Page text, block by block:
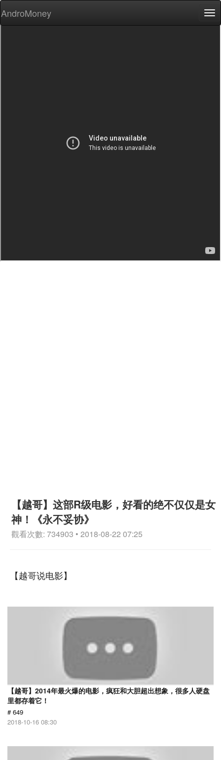
AndroMoney
【越哥】这部R级电影，好看的绝不仅仅是女
神！《永不妥协》
觀看次數: 734903 • 2018-08-22 07:25
【越哥说电影】
【越哥】2014年最火爆的电影，疯狂和大胆超出想象，很多人硬盘
里都存着它！
# 649
2018-10-16 08:30